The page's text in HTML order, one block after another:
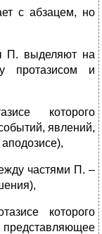
с абзацем, но
П. выделяют на
протазисом и
которого
явлений,
частями П. –
которого
представляющее